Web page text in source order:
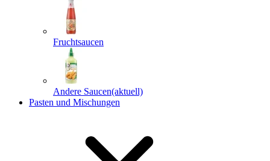
Fruchtsaucen
Andere Saucen(aktuell)
Pasten und Mischungen